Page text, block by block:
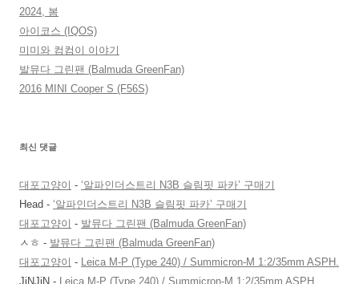
2024, 봄
아이코스 (IQOS)
미미와 컴컴이 이야기
발뮤다 그린팬 (Balmuda GreenFan)
2016 MINI Cooper S (F56S)
최신 댓글
대포고양이 - ‘알파인더스트리 N3B 슬림핏 파카’ 구매기
Head - ‘알파인더스트리 N3B 슬림핏 파카’ 구매기
대포고양이 - 발뮤다 그린팬 (Balmuda GreenFan)
ㅅㅎ - 발뮤다 그린팬 (Balmuda GreenFan)
대포고양이 - Leica M-P (Type 240) / Summicron-M 1:2/35mm ASPH.
JiNJiN - Leica M-P (Type 240) / Summicron-M 1:2/35mm ASPH.